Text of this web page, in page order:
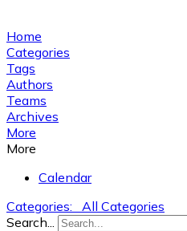
Home
Categories
Tags
Authors
Teams
Archives
More
More
Calendar
Categories:
All Categories
Search...